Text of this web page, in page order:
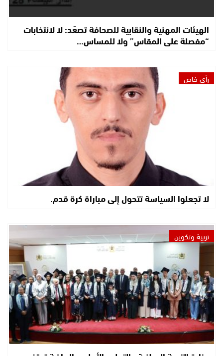
الهيئات المهنية والنقابية للصحافة تصعّد: لا لانتخابات
“مفصلة على المقاس” ولا للمساس…
رأي خاص
لا تجعلوا السياسة تتحول إلى مباراة كرة قدم.
تربية وتكوين